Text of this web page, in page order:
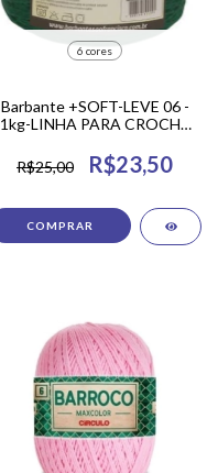
6 cores
Barbante +SOFT-LEVE 06 -
1kg-LINHA PARA CROCHÊ
EM CROCHÊ
R$25,00 R$23,50
COMPRAR